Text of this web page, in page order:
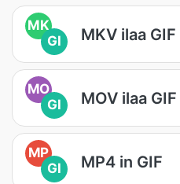
MK
GI
MKV ilaa GIF
MO
GI
MOV ilaa GIF
MP
GI
MP4 in GIF